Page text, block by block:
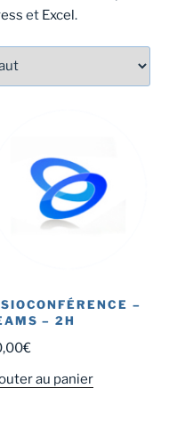
et Excel.
–
– 2H
€
au panier